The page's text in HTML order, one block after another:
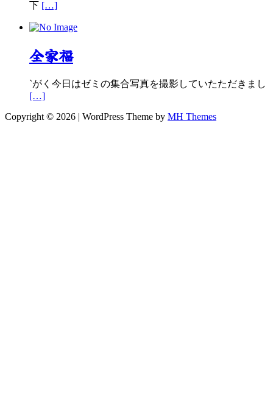
下 […]
全家福
`がく今日はゼミの集合写真を撮影していたただきまし
[…]
Copyright © 2026 | WordPress Theme by MH Themes